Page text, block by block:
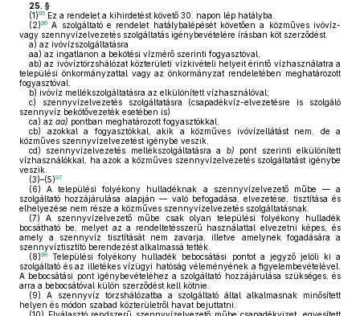
25. §
(1)95 Ez a rendelet a kihirdetést követő 30. napon lép hatályba.
(2)96 A szolgáltató e rendelet hatálybalépését követően a közműves ivóvíz-
vagy szennyvízelvezetés szolgáltatás igénybevételére írásban köt szerződést
a) az ivóvízszolgáltatásra
aa) az ingatlanon a bekötési vízmérő szerinti fogyasztóval,
ab) az ivóvíztörzshálózat közterületi vízkivételi helyeit érintő vízhasználatra a
települési önkormányzattal vagy az önkormányzat rendeletében meghatározott
fogyasztóval;
b) ivóvíz mellékszolgáltatásra az elkülönített vízhasználóval;
c) szennyvízelvezetés szolgáltatásra (csapadékvíz-elvezetésre is szolgáló
szennyvíz bekötővezeték esetében is)
ca) az aa) pontban meghatározott fogyasztókkal,
cb) azokkal a fogyasztókkal, akik a közműves ivóvízellátást nem, de a
közműves szennyvízelvezetést igénybe veszik,
cd) szennyvízelvezetés mellékszolgáltatásra a b) pont szerinti elkülönített
vízhasználókkal, ha azok a közműves szennyvízelvezetés szolgáltatást igénybe
veszik.
(3)–(5)97
(6) A települési folyékony hulladéknak a szennyvízelvezető műbe — a
szolgáltató hozzájárulása alapján — való befogadása, elvezetése, tisztítása és
elhelyezése nem része a közműves szennyvízelvezetés szolgáltatásnak.
(7) A szennyvízelvezető műbe csak olyan települési folyékony hulladék
bocsátható be, melyet az a rendeltetésszerű használattal elvezetni képes, és
amely a szennyvíz tisztítását nem zavarja, illetve amelynek fogadására a
szennyvíztisztító berendezést alkalmassá tették.
(8)98
Települési folyékony hulladék bebocsátási pontot a jegyző jelöli ki a
szolgáltató és az illetékes vízügyi hatóság véleményének a figyelembevételével.
A bebocsátási pont igénybevételéhez a szolgáltató hozzájárulása szükséges, és
arra a bebocsátóval külön szerződést kell kötnie.
(9) A szennyvíz törzshálózatba a szolgáltató által alkalmasnak minősített
helyen és módon szabad közterületről havat bejuttatni.